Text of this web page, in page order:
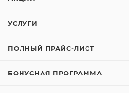
УСЛУГИ
ПОЛНЫЙ ПРАЙС-ЛИСТ
БОНУСНАЯ ПРОГРАММА